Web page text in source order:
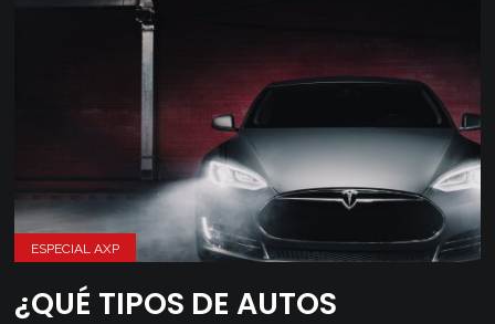
ESPECIAL AXP
¿QUÉ TIPOS DE AUTOS